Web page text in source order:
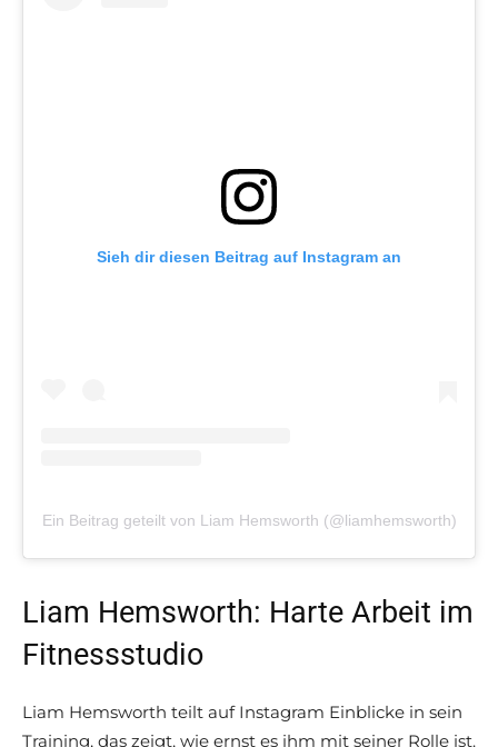
Sieh dir diesen Beitrag auf Instagram an
Ein Beitrag geteilt von Liam Hemsworth (@liamhemsworth)
Liam Hemsworth: Harte Arbeit im
Fitnessstudio
Liam Hemsworth teilt auf Instagram Einblicke in sein
Training, das zeigt, wie ernst es ihm mit seiner Rolle ist.